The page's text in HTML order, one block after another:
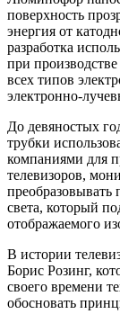
поверхность
энергия от
разработка
при
всех типов
электронно-
До девяностых
трубки
компаниями для
телевизоров,
преобразовывать
света, который
отображаемого
В истории
Борис Розинг,
своего времени
обосновать